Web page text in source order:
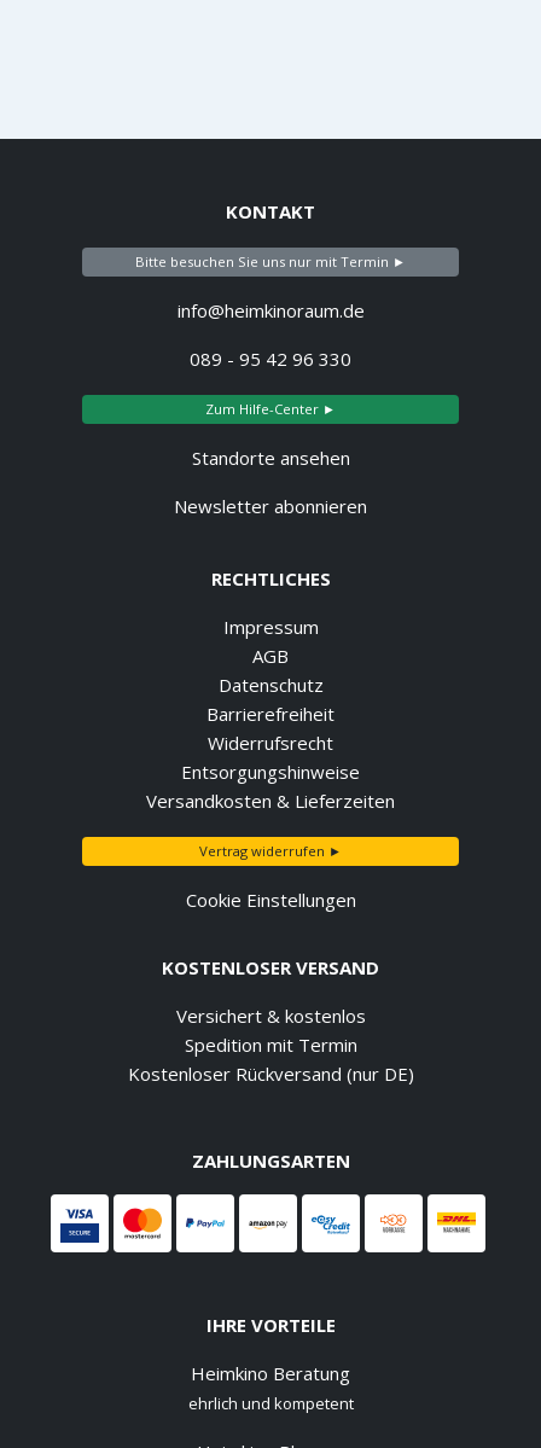
KONTAKT
Bitte besuchen Sie uns nur mit Termin ►
info@heimkinoraum.de
089 - 95 42 96 330
Zum Hilfe-Center ►
Standorte ansehen
Newsletter abonnieren
RECHTLICHES
Impressum
AGB
Datenschutz
Barrierefreiheit
Widerrufsrecht
Entsorgungshinweise
Versandkosten & Lieferzeiten
Vertrag widerrufen ►
Cookie Einstellungen
KOSTENLOSER VERSAND
Versichert & kostenlos
Spedition mit Termin
Kostenloser Rückversand (nur DE)
ZAHLUNGSARTEN
IHRE VORTEILE
Heimkino Beratung
ehrlich und kompetent